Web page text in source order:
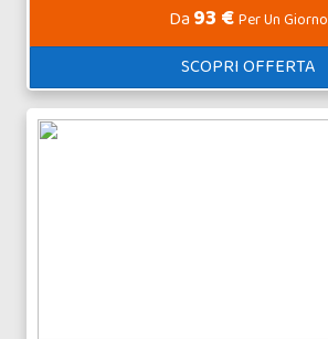
Da 93 €Per Un Giorno
SCOPRI OFFERTA